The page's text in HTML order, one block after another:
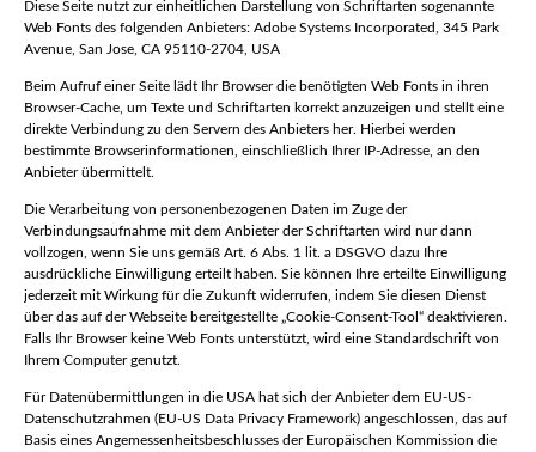
Diese Seite nutzt zur einheitlichen Darstellung von Schriftarten sogenannte
Web Fonts des folgenden Anbieters: Adobe Systems Incorporated, 345 Park
Avenue, San Jose, CA 95110-2704, USA
Beim Aufruf einer Seite lädt Ihr Browser die benötigten Web Fonts in ihren
Browser-Cache, um Texte und Schriftarten korrekt anzuzeigen und stellt eine
direkte Verbindung zu den Servern des Anbieters her. Hierbei werden
bestimmte Browserinformationen, einschließlich Ihrer IP-Adresse, an den
Anbieter übermittelt.
Die Verarbeitung von personenbezogenen Daten im Zuge der
Verbindungsaufnahme mit dem Anbieter der Schriftarten wird nur dann
vollzogen, wenn Sie uns gemäß Art. 6 Abs. 1 lit. a DSGVO dazu Ihre
ausdrückliche Einwilligung erteilt haben. Sie können Ihre erteilte Einwilligung
jederzeit mit Wirkung für die Zukunft widerrufen, indem Sie diesen Dienst
über das auf der Webseite bereitgestellte „Cookie-Consent-Tool“ deaktivieren.
Falls Ihr Browser keine Web Fonts unterstützt, wird eine Standardschrift von
Ihrem Computer genutzt.
Für Datenübermittlungen in die USA hat sich der Anbieter dem EU-US-
Datenschutzrahmen (EU-US Data Privacy Framework) angeschlossen, das auf
Basis eines Angemessenheitsbeschlusses der Europäischen Kommission die